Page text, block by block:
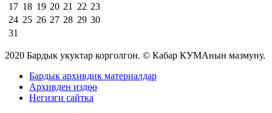
17 18 19 20 21 22 23
24 25 26 27 28 29 30
31
2020 Бардык укуктар корголгон. © Кабар КУМАнын мазмуну.
Бардык архивдик материалдар
Архивден издөө
Негизги сайтка